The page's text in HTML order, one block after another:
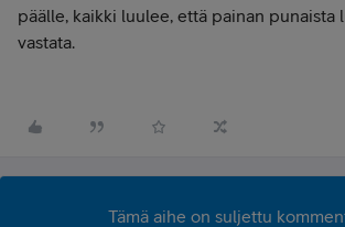
päälle, kaikki luulee, että painan punaista
vastata.
Tämä aihe on suljettu